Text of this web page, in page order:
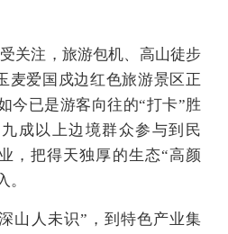
关注，旅游包机、高山徒步
麦爱国戍边红色旅游景区正
今已是游客向往的“打卡”胜
成以上边境群众参与到民
，把得天独厚的生态“高颜
。
山人未识”，到特色产业集